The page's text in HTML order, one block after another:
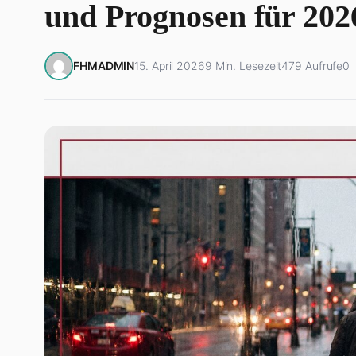
und Prognosen für
FHMADMIN15. April 20269 Min. Lesezeit479 Aufrufe0